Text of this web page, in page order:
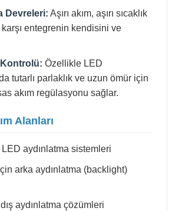
Devreleri: Aşırı akım, aşırı sıcaklık
entegrenin kendisini ve
Kontrolü: Özellikle LED
tutarlı parlaklık ve uzun ömür için
akım regülasyonu sağlar.
Alanları
aydınlatma sistemleri
arka aydınlatma (backlight)
aydınlatma çözümleri